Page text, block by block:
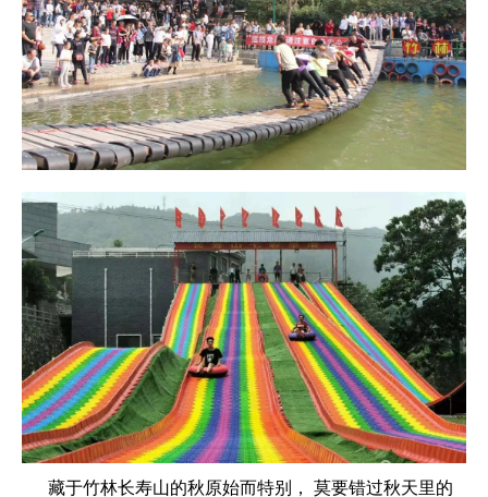
藏于竹林长寿山的秋原始而特别， 莫要错过秋天里的